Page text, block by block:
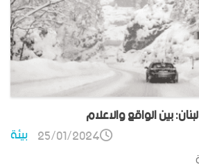
بين الواقع والاعلام
بيئة 25/01/2024